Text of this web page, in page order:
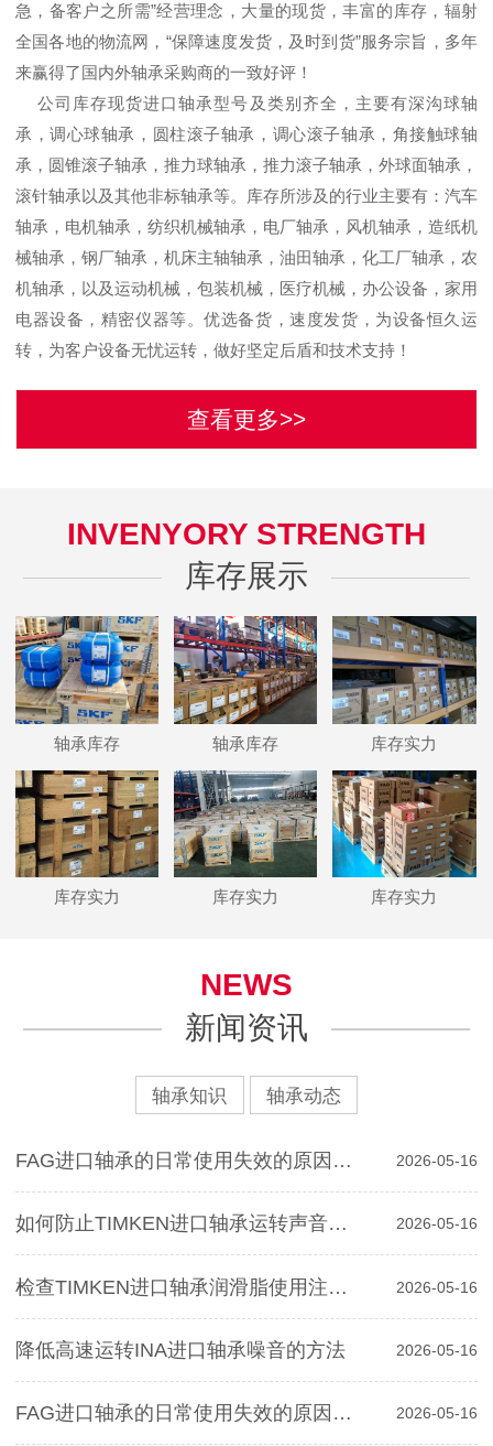
急，备客户之所需”经营理念，大量的现货，丰富的库存，辐射
全国各地的物流网，“保障速度发货，及时到货”服务宗旨，多年
来赢得了国内外轴承采购商的一致好评！
公司库存现货进口轴承型号及类别齐全，主要有深沟球轴
承，调心球轴承，圆柱滚子轴承，调心滚子轴承，角接触球轴
承，圆锥滚子轴承，推力球轴承，推力滚子轴承，外球面轴承，
滚针轴承以及其他非标轴承等。库存所涉及的行业主要有：汽车
轴承，电机轴承，纺织机械轴承，电厂轴承，风机轴承，造纸机
械轴承，钢厂轴承，机床主轴轴承，油田轴承，化工厂轴承，农
机轴承，以及运动机械，包装机械，医疗机械，办公设备，家用
电器设备，精密仪器等。优选备货，速度发货，为设备恒久运
转，为客户设备无忧运转，做好坚定后盾和技术支持！
查看更多>>
INVENYORY STRENGTH
库存展示
轴承库存 轴承库存 库存实力
库存实力 库存实力 库存实力
NEWS
新闻资讯
轴承知识 轴承动态
FAG进口轴承的日常使用失效的原因分析 2026-05-16
如何防止TIMKEN进口轴承运转声音对寿命影响 2026-05-16
检查TIMKEN进口轴承润滑脂使用注意事项 2026-05-16
降低高速运转INA进口轴承噪音的方法 2026-05-16
FAG进口轴承的日常使用失效的原因分析 2026-05-16